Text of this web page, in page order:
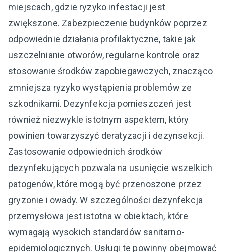
miejscach, gdzie ryzyko infestacji jest
zwiększone. Zabezpieczenie budynków poprzez
odpowiednie działania profilaktyczne, takie jak
uszczelnianie otworów, regularne kontrole oraz
stosowanie środków zapobiegawczych, znacząco
zmniejsza ryzyko wystąpienia problemów ze
szkodnikami. Dezynfekcja pomieszczeń jest
również niezwykle istotnym aspektem, który
powinien towarzyszyć deratyzacji i dezynsekcji.
Zastosowanie odpowiednich środków
dezynfekujących pozwala na usunięcie wszelkich
patogenów, które mogą być przenoszone przez
gryzonie i owady. W szczególności dezynfekcja
przemysłowa jest istotna w obiektach, które
wymagają wysokich standardów sanitarno-
epidemiologicznych. Usługi te powinny obejmować